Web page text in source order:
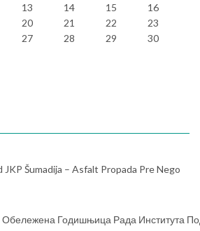
13 14 15
16
20 21 22
23
27 28 29
30
JKP Šumadija – Asfalt Propada Pre Nego
Годишњица Рада Института